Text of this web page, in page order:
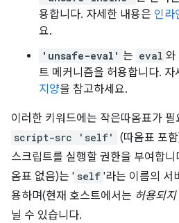
용합니다. 자세한 내용은 인라
요.
'unsafe-eval' 는 eval 와
트 메커니즘을 허용합니다. 자
지양을 참고하세요.
이러한 키워드에는 작은따옴표가 필
script-src 'self'
(따옴표 포
스크립트를 실행할 권한을 부여합니
옴표 없음)는 ' self '라는 이름의 서
용하며(현재 호스트에서는 허용되
닐 수 있습니다.